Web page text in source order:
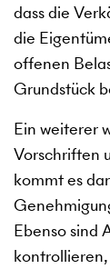
dass die
die
offenen
Grundstück
Ein weiterer
Vorschriften
kommt es
Ebenso sind